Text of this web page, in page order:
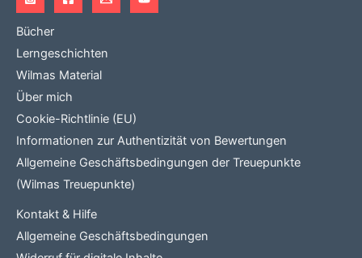
Bücher
Lerngeschichten
Wilmas Material
Über mich
Cookie-Richtlinie (EU)
Informationen zur Authentizität von Bewertungen
Allgemeine Geschäftsbedingungen der Treuepunkte
(Wilmas Treuepunkte)
Kontakt & Hilfe
Allgemeine Geschäftsbedingungen